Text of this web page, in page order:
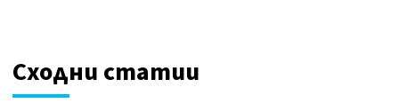
Сходни статии